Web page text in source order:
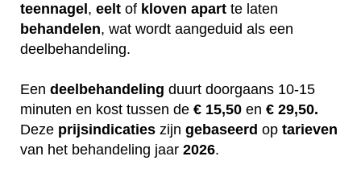
teennagel , eelt of kloven apart te laten
behandelen, wat wordt aangeduid als een
deelbehandeling.
Een deelbehandeling duurt doorgaans 10-15
minuten en kost tussen de € 15,50 en € 29,50.
Deze prijsindicaties zijn gebaseerd op tarieven
van het behandeling jaar 2026.